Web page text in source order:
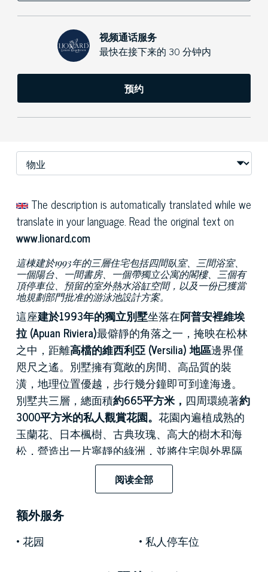
视频通话服务
最快在接下来的 30 分钟内
预约
The description is automatically translated while we
translate in your language. Read the original text on
www.lionard.com
這棟建於1993年的三層住宅包括四間臥室、三間浴室、
一個陽台、一間書房、一個帶獨立公寓的閣樓、三個有
頂停車位、預留的室外熱水浴缸空間，以及一份已獲當
地規劃部門批准的游泳池設計方案。
這座建於1993年的獨立別墅坐落在阿普安裡維埃
拉 (Apuan Riviera)最僻靜的角落之一，掩映在松林
之中，距離高檔的維西利亞 (Versilia) 地區邊界僅
咫尺之遙。別墅擁有寬敞的房間、高品質的裝
潢，地理位置優越，步行幾分鐘即可到達海邊。
別墅共三層，總面積約665平方米， 四周環繞著約
3000平方米的私人觀賞花園。 花園內遍植成熟的
玉蘭花、日本楓樹、古典玫瑰、高大的樹木和海
松，營造出一片寧靜的綠洲，並將住宅與外界隔
絕，確保了最大的隱私。已獲監管部門批准
的游泳池建造方案
一層的設計兼顧正式宴請和日常生活所需。寬敞
的門廳通往優雅的私人書房、精緻的客廳、獨立
阅读全部
额外服务
花园 私人停车位